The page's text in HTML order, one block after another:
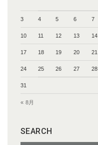
3 4 5 6 7
10 11 12 13 14
17 18 19 20 21
24 25 26 27 28
31
« 8月
SEARCH